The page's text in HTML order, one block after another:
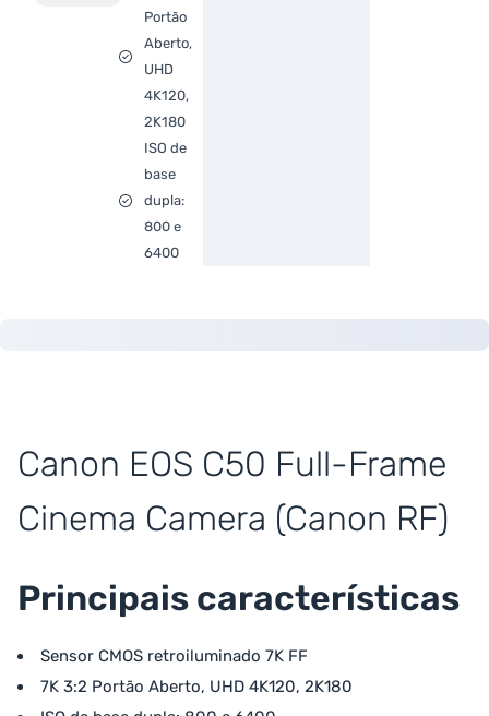
Portão
Aberto,
UHD
4K120,
2K180
ISO de
base
dupla:
800 e
6400
Canon EOS C50 Full-Frame
Cinema Camera (Canon RF)
Principais características
Sensor CMOS retroiluminado 7K FF
7K 3:2 Portão Aberto, UHD 4K120, 2K180